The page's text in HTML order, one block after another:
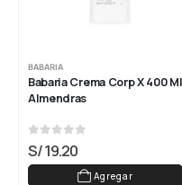
BABARIA
Babaria Crema Corp X 400 Ml
Almendras
0 out of 5
S/19.20
Agregar